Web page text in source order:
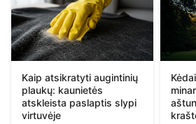
Kaip atsikratyti augintinių
plaukų: kaunietės
atskleista paslaptis slypi
virtuvėje